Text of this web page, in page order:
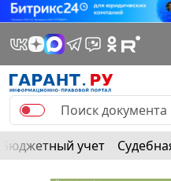
Бюджетный учет